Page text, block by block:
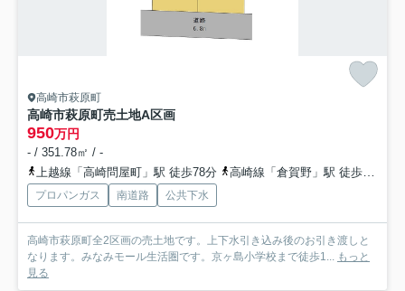
高崎市萩原町
高崎市萩原町売土地A区画
950万円
- / 351.78㎡ / -
上越線「高崎問屋町」駅 徒歩78分
高崎線「倉賀野」駅 徒歩82分
プロパンガス 南道路 公共下水
高崎市萩原町全2区画の売土地です。上下水引き込み後のお引き渡しと
なります。みなみモール生活圏です。京ヶ島小学校まで徒歩1... もっと
見る